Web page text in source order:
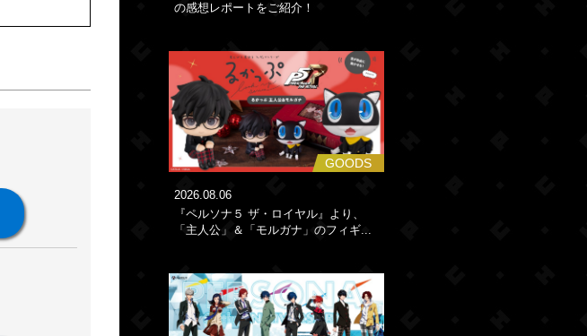
の感想レポートをご紹介！
GOODS
2026.08.06
『ペルソナ５ ザ・ロイヤル』より、
「主人公」＆「モルガナ」のフィギ...